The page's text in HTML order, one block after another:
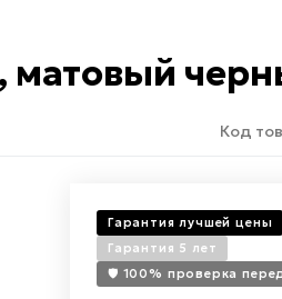
матовый
Код
Гарантия лучшей цены
Гарантия 5 лет
🛡️ 100% проверка